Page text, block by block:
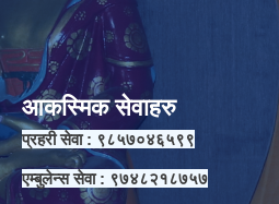
आकस्मिक सेवाहरु
प्रहरी सेवा : ९८५७०४६५९९
एम्बुलेन्स सेवा : ९७४८२१८७५७